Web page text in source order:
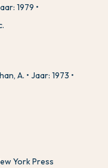
1979
A.
Jaar: 1973
York Press